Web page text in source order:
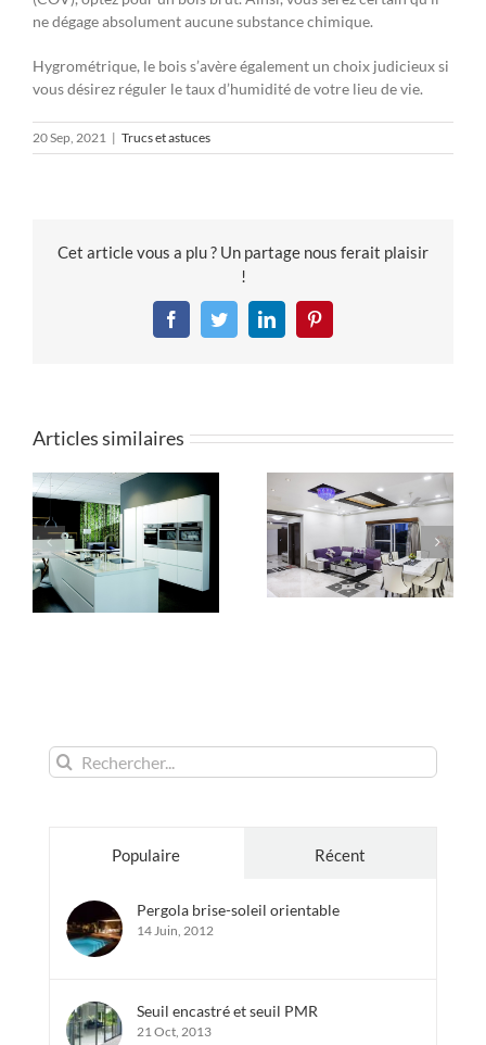
ne dégage absolument aucune substance chimique.
Hygrométrique, le bois s’avère également un choix judicieux si
vous désirez réguler le taux d’humidité de votre lieu de vie.
20 Sep, 2021 | Trucs et astuces
Cet article vous a plu ? Un partage nous ferait plaisir
!
FacebookTwitterLinkedInPinterest
Articles similaires
Rechercher:
Populaire Récent
Pergola brise-soleil orientable
14 Juin, 2012
Seuil encastré et seuil PMR
21 Oct, 2013